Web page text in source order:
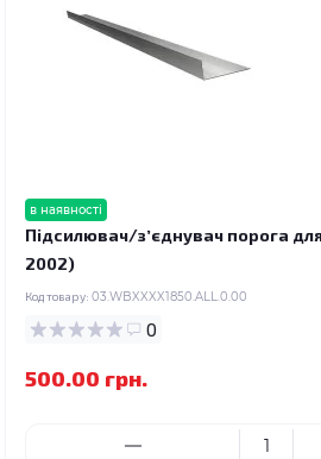
в наявності
Підсилювач/зʼєднувач порога
2002)
Код товару: 03.WBXXXX1850.ALL.0.00
0
500.00 грн.